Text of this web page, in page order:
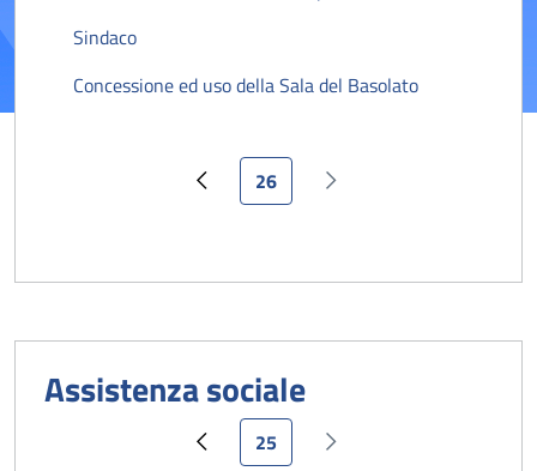
Sindaco
Concessione ed uso della Sala del Basolato
Pagina precedente
Pagina attuale
26 Pagina successiva
Assistenza sociale
Pagina precedente
Pagina attuale
25 Pagina successiva